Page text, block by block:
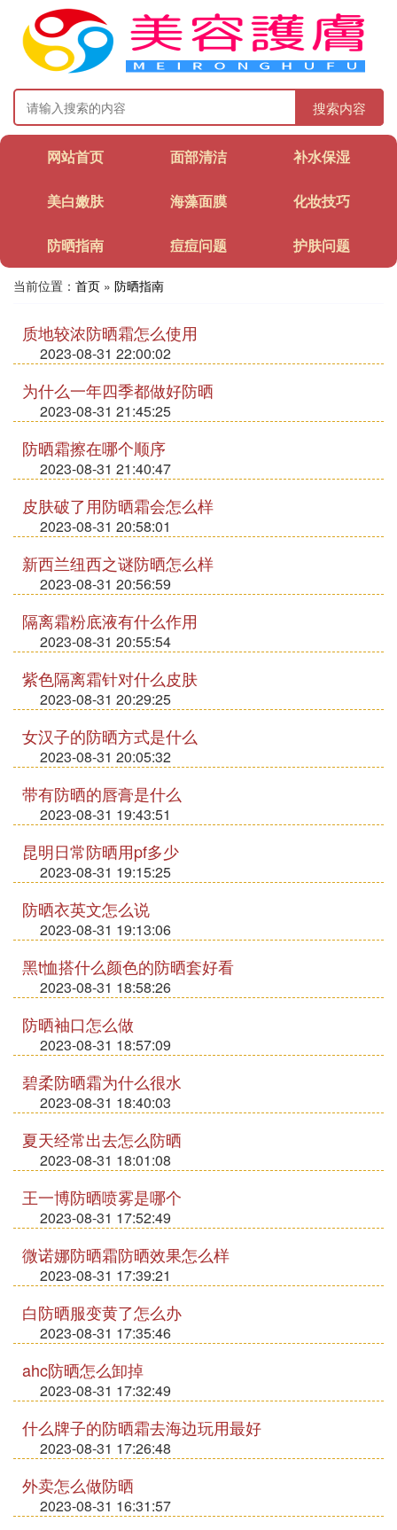
搜索内容
网站首页 面部清洁 补水保湿
美白嫩肤 海藻面膜 化妆技巧
防晒指南 痘痘问题 护肤问题
当前位置： 首页 » 防晒指南
质地较浓防晒霜怎么使用
2023-08-31 22:00:02
为什么一年四季都做好防晒
2023-08-31 21:45:25
防晒霜擦在哪个顺序
2023-08-31 21:40:47
皮肤破了用防晒霜会怎么样
2023-08-31 20:58:01
新西兰纽西之谜防晒怎么样
2023-08-31 20:56:59
隔离霜粉底液有什么作用
2023-08-31 20:55:54
紫色隔离霜针对什么皮肤
2023-08-31 20:29:25
女汉子的防晒方式是什么
2023-08-31 20:05:32
带有防晒的唇膏是什么
2023-08-31 19:43:51
昆明日常防晒用pf多少
2023-08-31 19:15:25
防晒衣英文怎么说
2023-08-31 19:13:06
黑t恤搭什么颜色的防晒套好看
2023-08-31 18:58:26
防晒袖口怎么做
2023-08-31 18:57:09
碧柔防晒霜为什么很水
2023-08-31 18:40:03
夏天经常出去怎么防晒
2023-08-31 18:01:08
王一博防晒喷雾是哪个
2023-08-31 17:52:49
微诺娜防晒霜防晒效果怎么样
2023-08-31 17:39:21
白防晒服变黄了怎么办
2023-08-31 17:35:46
ahc防晒怎么卸掉
2023-08-31 17:32:49
什么牌子的防晒霜去海边玩用最好
2023-08-31 17:26:48
外卖怎么做防晒
2023-08-31 16:31:57